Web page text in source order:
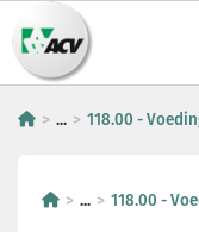
... 118.00 -
... 118.00 -